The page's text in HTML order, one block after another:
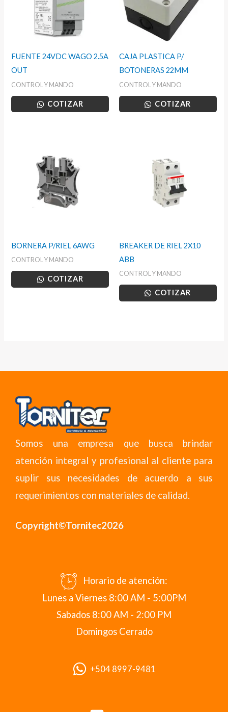
FUENTE 24VDC WAGO 2.5A
OUT
CONTROL Y MANDO
COTIZAR
CAJA PLASTICA P/
BOTONERAS 22MM
CONTROL Y MANDO
COTIZAR
BORNERA P/RIEL 6AWG
CONTROL Y MANDO
COTIZAR
BREAKER DE RIEL 2X10
ABB
CONTROL Y MANDO
COTIZAR
Somos una empresa que busca brindar
atención integral y profesional al cliente para
suplir sus necesidades de acuerdo a sus
requerimientos con materiales de calidad.
Copyright©Tornitec2026
Horario de atención:
Lunes a Viernes 8:00 AM - 5:00PM
Sabados 8:00 AM - 2:00 PM
Domingos Cerrado
+504 8997-9481